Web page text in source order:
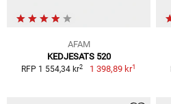
AFAM
KEDJESATS 520
RFP 1 554,34 kr2 1 398,89 kr1